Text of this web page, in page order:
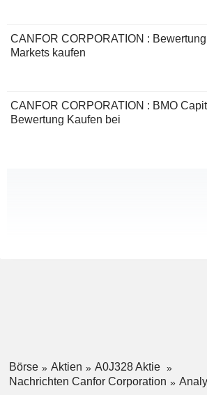
CANFOR CORPORATION :
Markets kaufen
CANFOR CORPORATION : BMO
Bewertung Kaufen bei
Börse Aktien
A0J328 Aktie
Nachrichten Canfor Corporation